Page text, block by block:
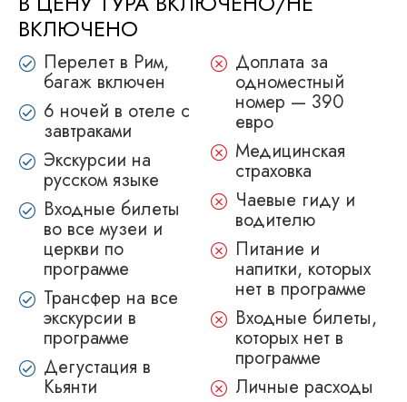
ВКЛЮЧЕНО
Перелет в Рим,
багаж включен
6 ночей в отеле с
завтраками
Экскурсии на
русском языке
Входные билеты
во все музеи и
церкви по
программе
Трансфер на все
экскурсии в
программе
Дегустация в
Кьянти
Доплата за
одноместный
номер — 390
евро
Медицинскaя
страховкa
Чаевые гиду и
водителю
Питание и
напитки, которых
нет в программе
Входные билеты,
которых нет в
программе
Личные расходы